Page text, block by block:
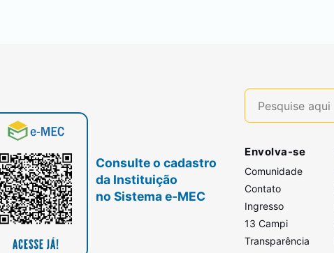
Consulte o cadastro
da Instituição
no Sistema e-MEC
Envolva-se
Comunidade
Contato
Ingresso
13 Campi
Transparência